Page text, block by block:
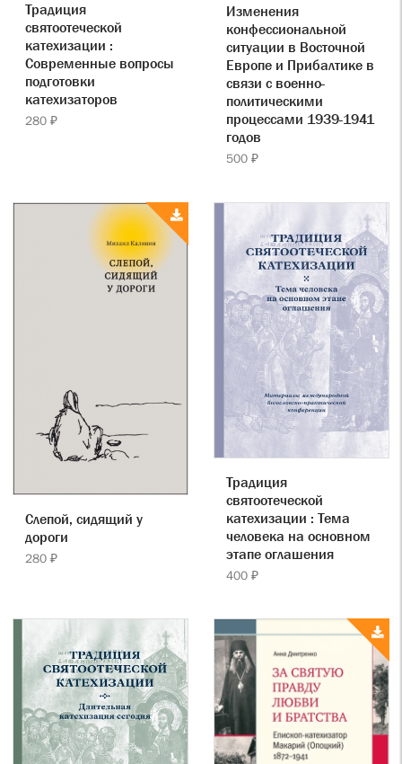
Традиция
святоотеческой
катехизации :
Современные вопросы
подготовки
катехизаторов
280 ₽
Изменения
конфессиональной
ситуации в Восточной
Европе и Прибалтике в
связи с военно-
политическими
процессами 1939-1941
годов
500 ₽
Слепой, сидящий у
дороги
280 ₽
Традиция
святоотеческой
катехизации : Тема
человека на основном
этапе оглашения
400 ₽